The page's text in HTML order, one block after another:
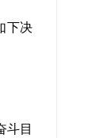
下决
斗目